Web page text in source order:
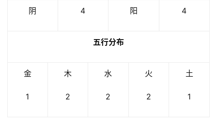
阴 4 阳 4
五行分布
金
1
木
2
水
2
火
2
土
1